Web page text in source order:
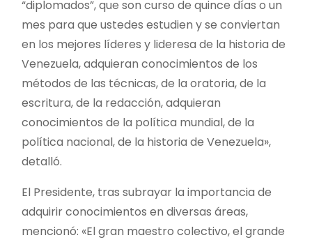
“diplomados”, que son curso de quince días o un
mes para que ustedes estudien y se conviertan
en los mejores líderes y lideresa de la historia de
Venezuela, adquieran conocimientos de los
métodos de las técnicas, de la oratoria, de la
escritura, de la redacción, adquieran
conocimientos de la política mundial, de la
política nacional, de la historia de Venezuela»,
detalló.
El Presidente, tras subrayar la importancia de
adquirir conocimientos en diversas áreas,
mencionó: «El gran maestro colectivo, el grande